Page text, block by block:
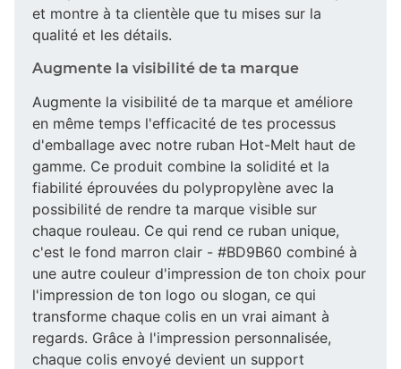
et montre à ta clientèle que tu mises sur la
qualité et les détails.
Augmente la visibilité de ta marque
Augmente la visibilité de ta marque et améliore
en même temps l'efficacité de tes processus
d'emballage avec notre ruban Hot-Melt haut de
gamme. Ce produit combine la solidité et la
fiabilité éprouvées du polypropylène avec la
possibilité de rendre ta marque visible sur
chaque rouleau. Ce qui rend ce ruban unique,
c'est le fond marron clair - #BD9B60 combiné à
une autre couleur d'impression de ton choix pour
l'impression de ton logo ou slogan, ce qui
transforme chaque colis en un vrai aimant à
regards. Grâce à l'impression personnalisée,
chaque colis envoyé devient un support